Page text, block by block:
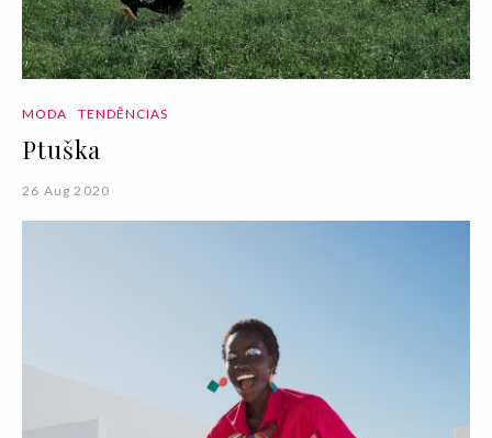
MODA TENDÊNCIAS
Ptuška
26 Aug 2020